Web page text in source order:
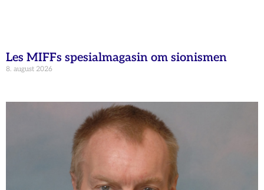
Les MIFFs spesialmagasin om sionismen
8. august 2026